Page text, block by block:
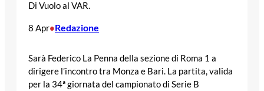
Di Vuolo al VAR.
8 Apr•Redazione
Sarà Federico La Penna della sezione di Roma 1 a
dirigere l’incontro tra Monza e Bari. La partita, valida
per la 34ª giornata del campionato di Serie B